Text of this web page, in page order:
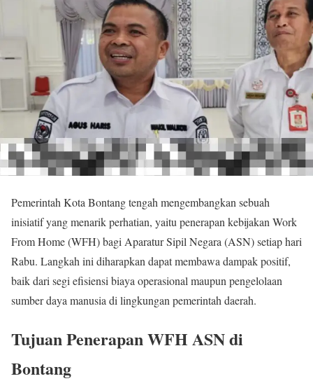
Pemerintah Kota Bontang tengah mengembangkan sebuah
inisiatif yang menarik perhatian, yaitu penerapan kebijakan Work
From Home (WFH) bagi Aparatur Sipil Negara (ASN) setiap hari
Rabu. Langkah ini diharapkan dapat membawa dampak positif,
baik dari segi efisiensi biaya operasional maupun pengelolaan
sumber daya manusia di lingkungan pemerintah daerah.
Tujuan Penerapan WFH ASN di
Bontang